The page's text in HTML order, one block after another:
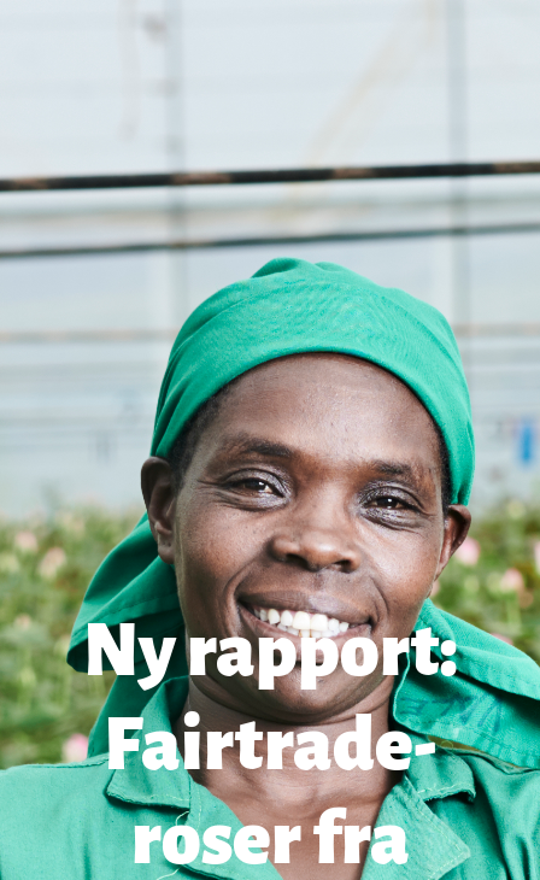
Ny rapport:
Fairtrade-
roser fra